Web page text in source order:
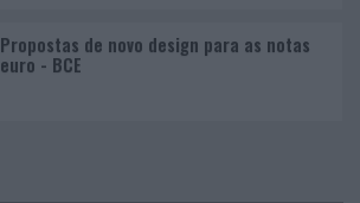
Propostas de novo design para as notas
euro - BCE